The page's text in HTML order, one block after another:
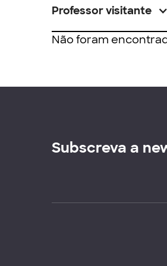
Professor visitante
Não foram
Subscreva a